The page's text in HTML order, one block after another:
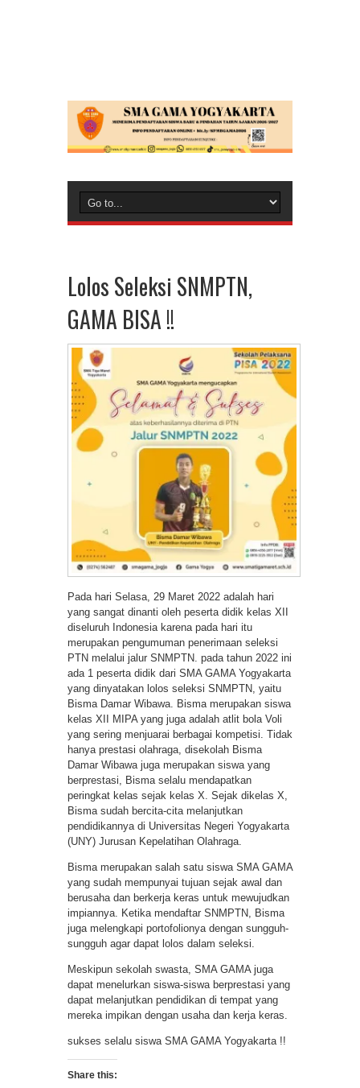
Lolos Seleksi SNMPTN,
GAMA BISA !!
Pada hari Selasa, 29 Maret 2022 adalah hari
yang sangat dinanti oleh peserta didik kelas XII
diseluruh Indonesia karena pada hari itu
merupakan pengumuman penerimaan seleksi
PTN melalui jalur SNMPTN. pada tahun 2022 ini
ada 1 peserta didik dari SMA GAMA Yogyakarta
yang dinyatakan lolos seleksi SNMPTN, yaitu
Bisma Damar Wibawa. Bisma merupakan siswa
kelas XII MIPA yang juga adalah atlit bola Voli
yang sering menjuarai berbagai kompetisi. Tidak
hanya prestasi olahraga, disekolah Bisma
Damar Wibawa juga merupakan siswa yang
berprestasi, Bisma selalu mendapatkan
peringkat kelas sejak kelas X. Sejak dikelas X,
Bisma sudah bercita-cita melanjutkan
pendidikannya di Universitas Negeri Yogyakarta
(UNY) Jurusan Kepelatihan Olahraga.
Bisma merupakan salah satu siswa SMA GAMA
yang sudah mempunyai tujuan sejak awal dan
berusaha dan berkerja keras untuk mewujudkan
impiannya. Ketika mendaftar SNMPTN, Bisma
juga melengkapi portofolionya dengan sungguh-
sungguh agar dapat lolos dalam seleksi.
Meskipun sekolah swasta, SMA GAMA juga
dapat menelurkan siswa-siswa berprestasi yang
dapat melanjutkan pendidikan di tempat yang
mereka impikan dengan usaha dan kerja keras.
sukses selalu siswa SMA GAMA Yogyakarta !!
Share this: